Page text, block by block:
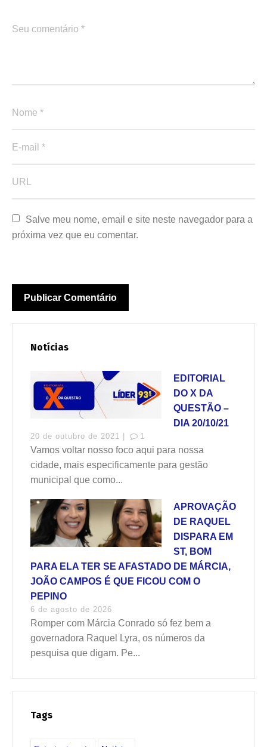
Salve meu nome, email e site neste navegador para a
próxima vez que eu comentar.
Notícias
EDITORIAL
DO X DA
QUESTÃO –
DIA 20/10/21
20 de outubro de 2021 | 1
Vamos voltar nosso foco aqui para nossa
cidade, mais especificamente para gestão
municipal que como...
APROVAÇÃO
DE RAQUEL
DISPARA EM
ST, BOM
PARA ELA TER SE AFASTADO DE MÁRCIA,
JOÃO CAMPOS É QUE FICOU COM O
PEPINO
6 de agosto de 2026
Romper com Márcia Conrado só fez bem a
governadora Raquel Lyra, os números da
pesquisa que digam. Pe...
Tags